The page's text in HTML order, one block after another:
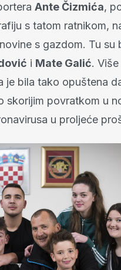
Ante Čizmića,
s tatom ratnikom,
s gazdom. Tu su
i Mate Galić.
je bila tako opuštena
skorijim povratkom u
u proljeće